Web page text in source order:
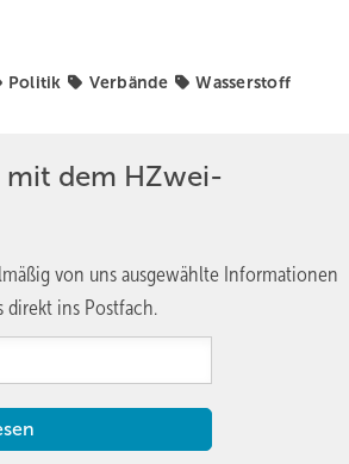
Politik Verbände Wasserstoff
mit dem HZwei-
von uns ausgewählte Informationen
ins Postfach.